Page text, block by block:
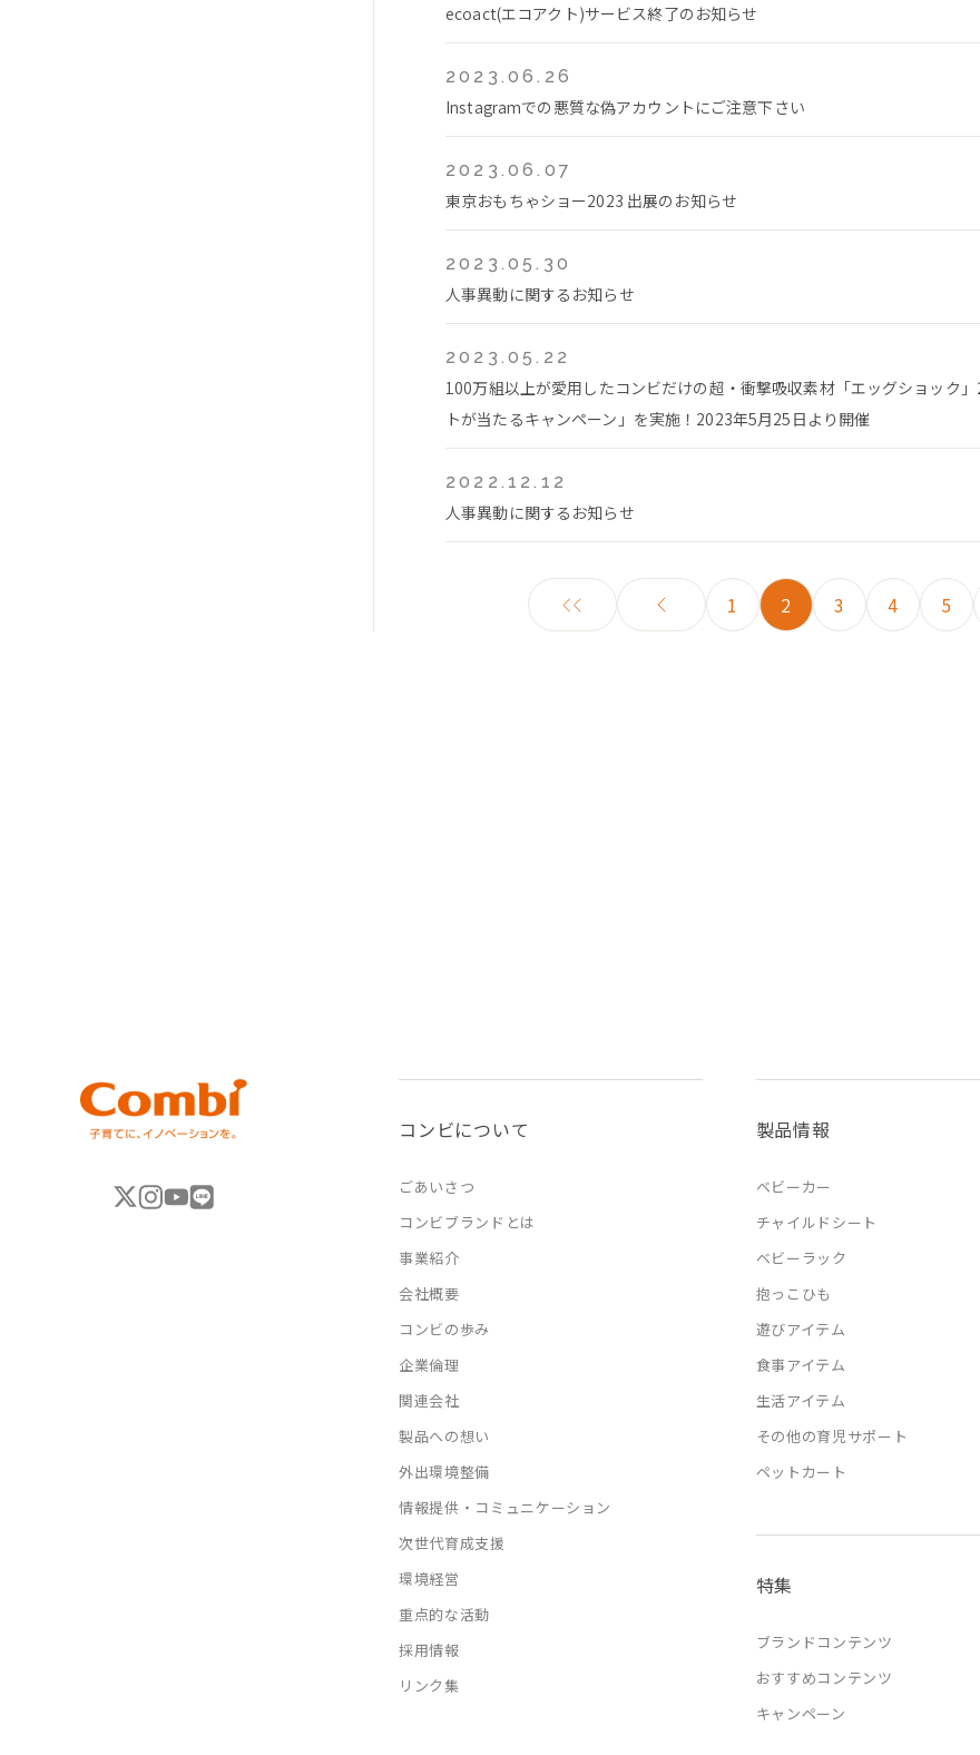
ecoact(エコアクト)サービス終了のお知らせ
2023.06.26
Instagramでの悪質な偽アカウントにご注意下さい
2023.06.07
東京おもちゃショー2023 出展のお知らせ
2023.05.30
人事異動に関するお知らせ
2023.05.22
100万組以上が愛用したコンビだけの超・衝撃吸収素材「エッグショック
トが当たるキャンペーン」を実施！2023年5月25日より開催
2022.12.12
人事異動に関するお知らせ
1 2 3 4 5
コンビについて
ごあいさつ
コンビブランドとは
事業紹介
会社概要
コンビの歩み
企業倫理
関連会社
製品への想い
外出環境整備
情報提供・コミュニケーション
次世代育成支援
環境経営
重点的な活動
採用情報
リンク集
製品情報
ベビーカー
チャイルドシート
ベビーラック
抱っこひも
遊びアイテム
食事アイテム
生活アイテム
その他の育児サポート
ペットカート
特集
ブランドコンテンツ
おすすめコンテンツ
キャンペーン